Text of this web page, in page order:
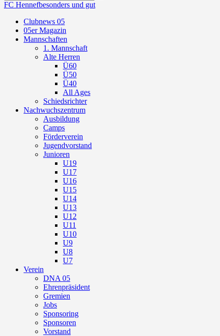
FC Hennefbesonders und gut
Clubnews 05
05er Magazin
Mannschaften
1. Mannschaft
Alte Herren
Ü60
Ü50
Ü40
All Ages
Schiedsrichter
Nachwuchszentrum
Ausbildung
Camps
Förderverein
Jugendvorstand
Junioren
U19
U17
U16
U15
U14
U13
U12
U11
U10
U9
U8
U7
Verein
DNA 05
Ehrenpräsident
Gremien
Jobs
Sponsoring
Sponsoren
Vorstand